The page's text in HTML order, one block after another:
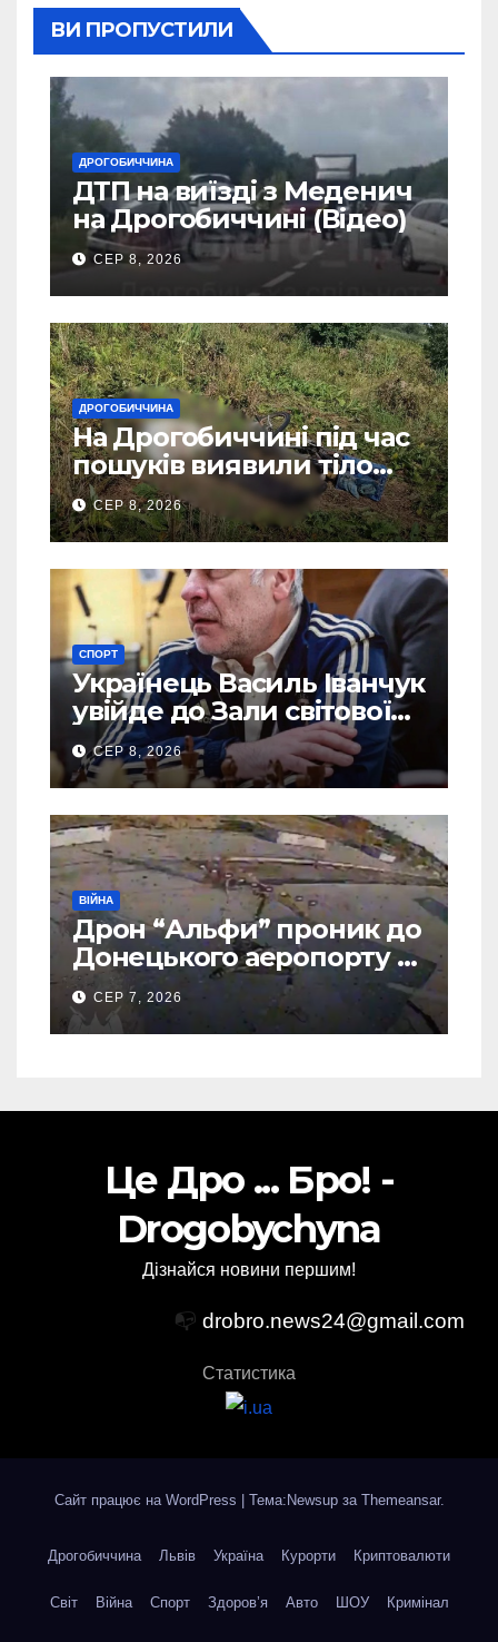
ВИ ПРОПУСТИЛИ
ДРОГОБИЧЧИНА
ДТП на виїзді з Меденич
на Дрогобиччині (Відео)
СЕР 8, 2026
ДРОГОБИЧЧИНА
На Дрогобиччині під час
пошуків виявили тіло
зниклого чоловіка
СЕР 8, 2026
СПОРТ
Українець Василь Іванчук
увійде до Зали світової
шахової слави
СЕР 8, 2026
ВІЙНА
Дрон “Альфи” проник до
Донецького аеропорту та
спалив “Шахед” ще до
запуску
СЕР 7, 2026
Це Дро ... Бро! -
Drogobychyna
Дізнайся новини першим!
📭 drobro.news24@gmail.com
Статистика
Сайт працює на WordPress Тема:Newsup за Themeansar.
Дрогобиччина Львів Україна Курорти Криптовалюти
Світ Війна Спорт Здоров’я Авто ШОУ Кримінал